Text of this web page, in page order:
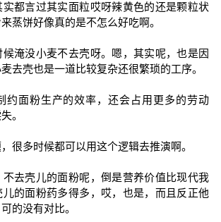
都言过其实面粒哎呀辣黄色的还是颗粒状
蒸饼好像真的是不怎么好吃啊。
淹没小麦不去壳呀。嗯，其实呢，也是因
去壳也是一道比较复杂还很繁琐的工序。
约面粉生产的效率，还会占用更多的劳动
。
很多时候都可以用这个逻辑去推演啊。
去壳儿的面粉呢，倒是营养价值比现代我
的面粉药多得多，哎，也是，而且反正他
的没有对比。